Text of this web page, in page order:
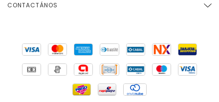
CONTACTÁNOS